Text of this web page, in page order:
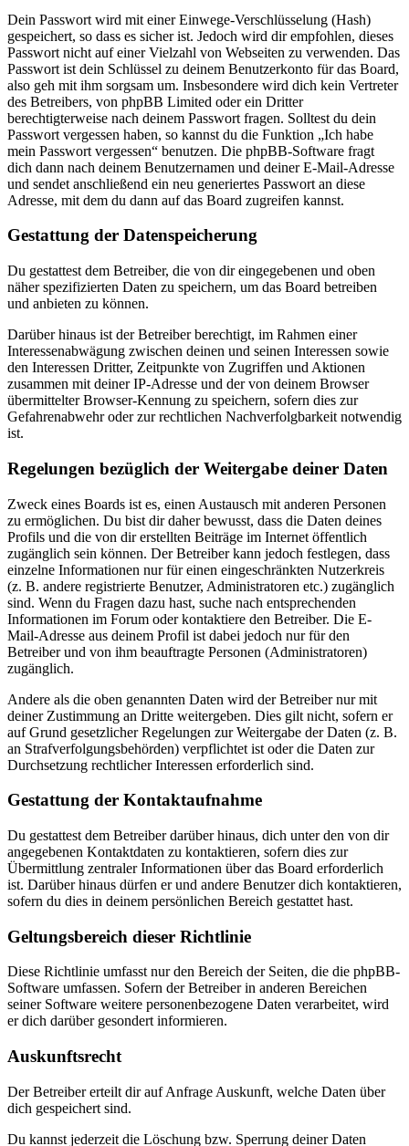
Dein Passwort wird mit einer Einwege-Verschlüsselung (Hash)
gespeichert, so dass es sicher ist. Jedoch wird dir empfohlen, dieses
Passwort nicht auf einer Vielzahl von Webseiten zu verwenden. Das
Passwort ist dein Schlüssel zu deinem Benutzerkonto für das Board,
also geh mit ihm sorgsam um. Insbesondere wird dich kein Vertreter
des Betreibers, von phpBB Limited oder ein Dritter
berechtigterweise nach deinem Passwort fragen. Solltest du dein
Passwort vergessen haben, so kannst du die Funktion „Ich habe
mein Passwort vergessen“ benutzen. Die phpBB-Software fragt
dich dann nach deinem Benutzernamen und deiner E-Mail-Adresse
und sendet anschließend ein neu generiertes Passwort an diese
Adresse, mit dem du dann auf das Board zugreifen kannst.
Gestattung der Datenspeicherung
Du gestattest dem Betreiber, die von dir eingegebenen und oben
näher spezifizierten Daten zu speichern, um das Board betreiben
und anbieten zu können.
Darüber hinaus ist der Betreiber berechtigt, im Rahmen einer
Interessenabwägung zwischen deinen und seinen Interessen sowie
den Interessen Dritter, Zeitpunkte von Zugriffen und Aktionen
zusammen mit deiner IP-Adresse und der von deinem Browser
übermittelter Browser-Kennung zu speichern, sofern dies zur
Gefahrenabwehr oder zur rechtlichen Nachverfolgbarkeit notwendig
ist.
Regelungen bezüglich der Weitergabe deiner Daten
Zweck eines Boards ist es, einen Austausch mit anderen Personen
zu ermöglichen. Du bist dir daher bewusst, dass die Daten deines
Profils und die von dir erstellten Beiträge im Internet öffentlich
zugänglich sein können. Der Betreiber kann jedoch festlegen, dass
einzelne Informationen nur für einen eingeschränkten Nutzerkreis
(z. B. andere registrierte Benutzer, Administratoren etc.) zugänglich
sind. Wenn du Fragen dazu hast, suche nach entsprechenden
Informationen im Forum oder kontaktiere den Betreiber. Die E-
Mail-Adresse aus deinem Profil ist dabei jedoch nur für den
Betreiber und von ihm beauftragte Personen (Administratoren)
zugänglich.
Andere als die oben genannten Daten wird der Betreiber nur mit
deiner Zustimmung an Dritte weitergeben. Dies gilt nicht, sofern er
auf Grund gesetzlicher Regelungen zur Weitergabe der Daten (z. B.
an Strafverfolgungsbehörden) verpflichtet ist oder die Daten zur
Durchsetzung rechtlicher Interessen erforderlich sind.
Gestattung der Kontaktaufnahme
Du gestattest dem Betreiber darüber hinaus, dich unter den von dir
angegebenen Kontaktdaten zu kontaktieren, sofern dies zur
Übermittlung zentraler Informationen über das Board erforderlich
ist. Darüber hinaus dürfen er und andere Benutzer dich kontaktieren,
sofern du dies in deinem persönlichen Bereich gestattet hast.
Geltungsbereich dieser Richtlinie
Diese Richtlinie umfasst nur den Bereich der Seiten, die die phpBB-
Software umfassen. Sofern der Betreiber in anderen Bereichen
seiner Software weitere personenbezogene Daten verarbeitet, wird
er dich darüber gesondert informieren.
Auskunftsrecht
Der Betreiber erteilt dir auf Anfrage Auskunft, welche Daten über
dich gespeichert sind.
Du kannst jederzeit die Löschung bzw. Sperrung deiner Daten